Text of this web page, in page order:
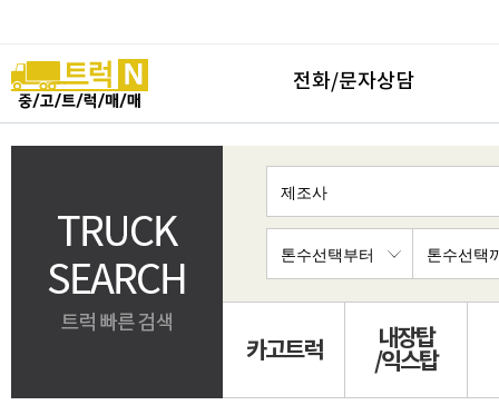
전화/문자상담
카고트럭
내장탑
/익스탑